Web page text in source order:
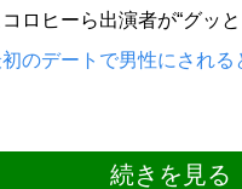
ロヒーら出演者が“グッ
のデートで男性にされる
続きを見る